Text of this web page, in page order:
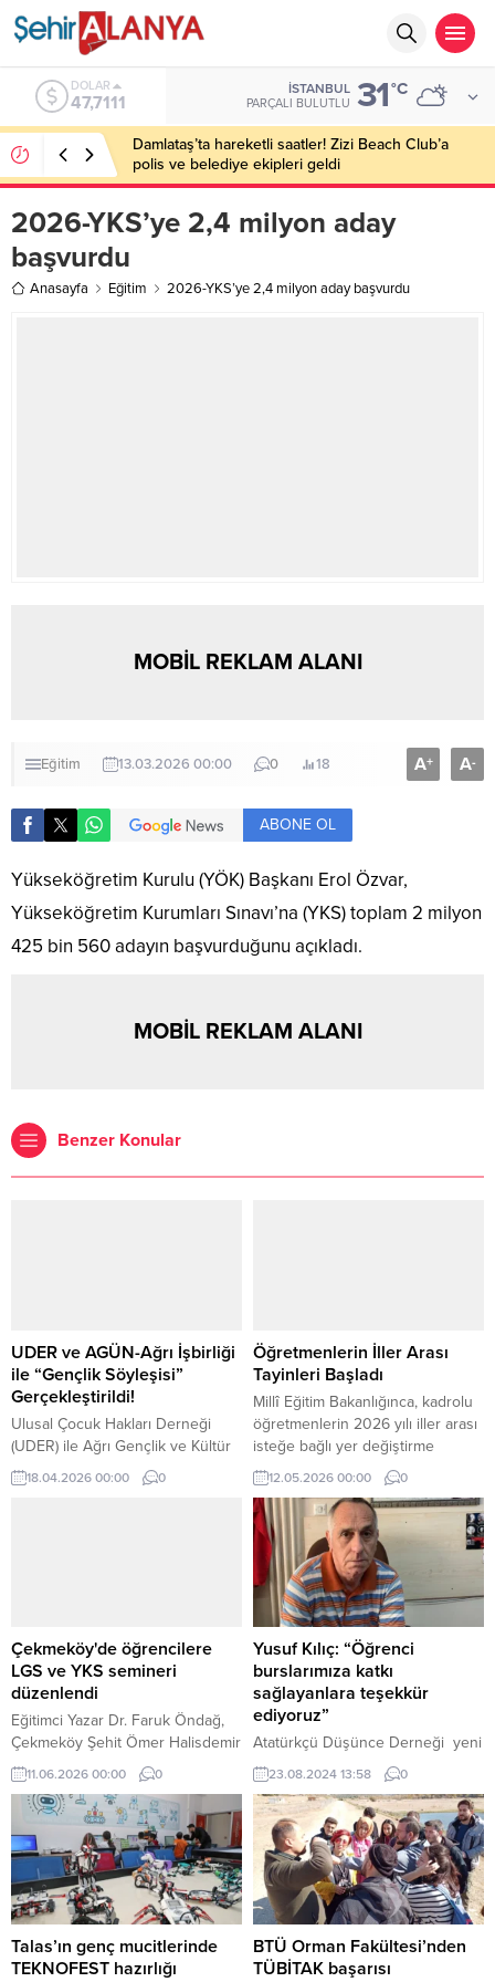
EURO
55,1881
İSTANBUL
PARÇALI BULUTLU 31°C
Damlataş’ta hareketli saatler! Zizi Beach Club’a
polis ve belediye ekipleri geldi
2026-YKS’ye 2,4 milyon aday
başvurdu
Anasayfa Eğitim 2026-YKS’ye 2,4 milyon aday başvurdu
MOBİL REKLAM ALANI
Eğitim 13.03.2026 00:00 0 18 A+ A-
ABONE OL
Yükseköğretim Kurulu (YÖK) Başkanı Erol Özvar,
Yükseköğretim Kurumları Sınavı’na (YKS) toplam 2 milyon
425 bin 560 adayın başvurduğunu açıkladı.
MOBİL REKLAM ALANI
Benzer Konular
UDER ve AGÜN-Ağrı İşbirliği
ile “Gençlik Söyleşisi”
Gerçekleştirildi!
Ulusal Çocuk Hakları Derneği
(UDER) ile Ağrı Gençlik ve Kültür
Sanat Derneği (AGÜN-Ağrı) iş
birliğinde yürütülen “İlham Veren
18.04.2026 00:00 0
Öğretmenlerin İller Arası
Tayinleri Başladı
Millî Eğitim Bakanlığınca, kadrolu
öğretmenlerin 2026 yılı iller arası
isteğe bağlı yer değiştirme
duyurusu yayımlandı.
12.05.2026 00:00 0
Çekmeköy'de öğrencilere
LGS ve YKS semineri
düzenlendi
Eğitimci Yazar Dr. Faruk Öndağ,
Çekmeköy Şehit Ömer Halisdemir
Kız Anadolu İmam Hatip
Lisesinde, LGS ve YKS öncesi
“Motivasyon Fırtınası” konulu
konferans verdi.
11.06.2026 00:00 0
Yusuf Kılıç: “Öğrenci
burslarımıza katkı
sağlayanlara teşekkür
ediyoruz”
Atatürkçü Düşünce Derneği yeni
eğitim öğretim yılı burs
başvuruları bugün başlıyor.
Erdoğan DEMİR / EDİRNE (İGFA) –
Atatürkçü Düşünce Derneği
Keşan Şubesi Yönetim Kurulu
Başkanı Yusuf Kılıç ADD’nin
yaptığı öğrenci bursları ile ilgili bir
açıklama yayınlayarak, burslara
destek olanlara teşekkür ederek
2024/2025 Eğitim Öğretim yılı
23.08.2024 13:58 0
Talas’ın genç mucitlerinde
TEKNOFEST hazırlığı
BTÜ Orman Fakültesi’nden
TÜBİTAK başarısı